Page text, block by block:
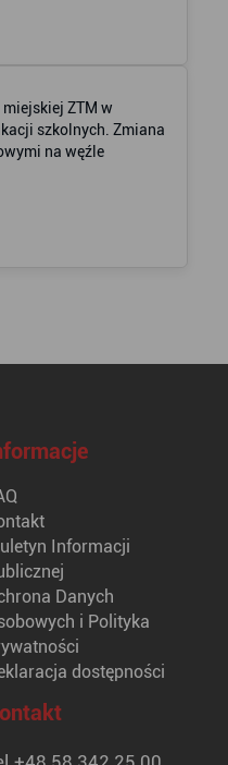
ZTM w
szkolnych. Zmiana
na węźle
Informacji
Danych
i Polityka
dostępności